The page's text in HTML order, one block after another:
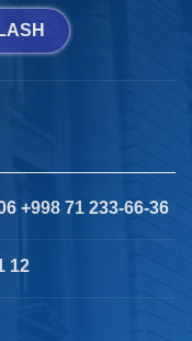
+998 71 233-66-36
12